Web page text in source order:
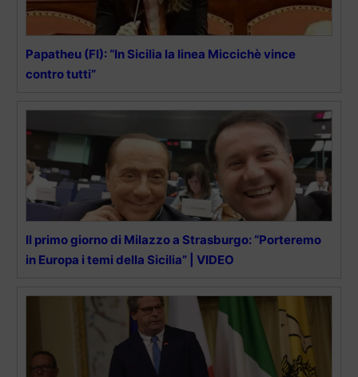
Papatheu (FI): “In Sicilia la linea Miccichè vince
contro tutti”
Il primo giorno di Milazzo a Strasburgo: “Porteremo
in Europa i temi della Sicilia” | VIDEO